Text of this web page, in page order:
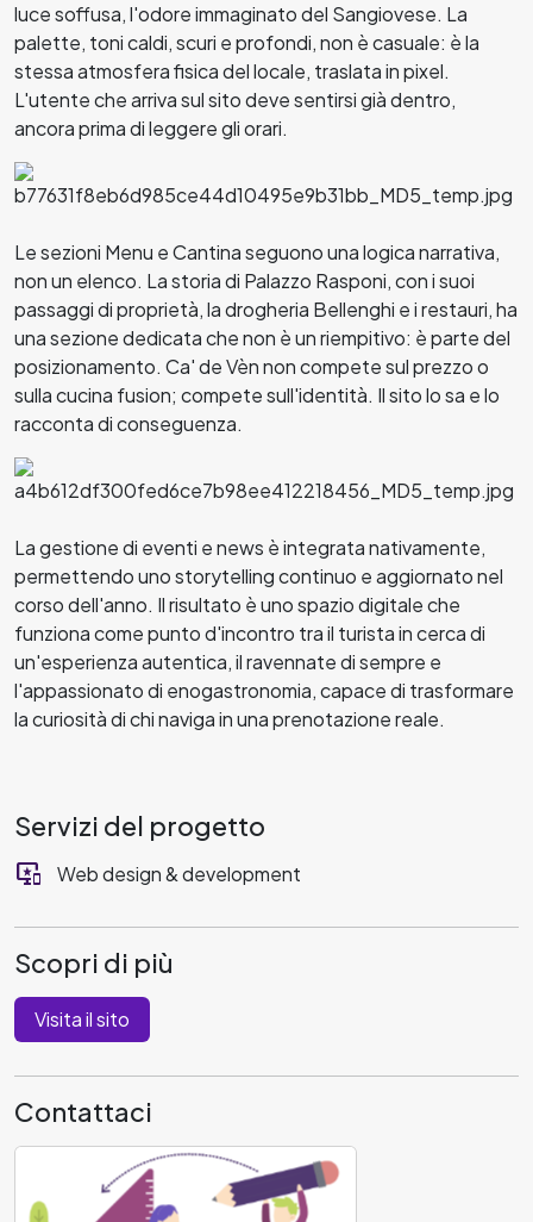
luce soffusa, l'odore immaginato del Sangiovese. La
palette, toni caldi, scuri e profondi, non è casuale: è la
stessa atmosfera fisica del locale, traslata in pixel.
L'utente che arriva sul sito deve sentirsi già dentro,
ancora prima di leggere gli orari.
Le sezioni Menu e Cantina seguono una logica narrativa,
non un elenco. La storia di Palazzo Rasponi, con i suoi
passaggi di proprietà, la drogheria Bellenghi e i restauri, ha
una sezione dedicata che non è un riempitivo: è parte del
posizionamento. Ca' de Vèn non compete sul prezzo o
sulla cucina fusion; compete sull'identità. Il sito lo sa e lo
racconta di conseguenza.
La gestione di eventi e news è integrata nativamente,
permettendo uno storytelling continuo e aggiornato nel
corso dell'anno. Il risultato è uno spazio digitale che
funziona come punto d'incontro tra il turista in cerca di
un'esperienza autentica, il ravennate di sempre e
l'appassionato di enogastronomia, capace di trasformare
la curiosità di chi naviga in una prenotazione reale.
Servizi del progetto
important_devices
Web design & development
Scopri di più
Visita il sito
Contattaci